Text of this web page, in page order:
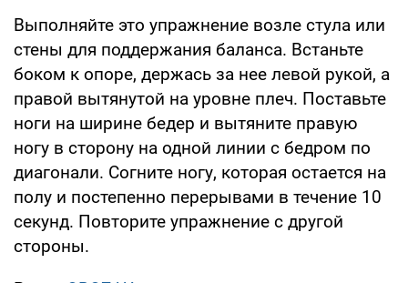
Выполняйте это упражнение возле стула или
стены для поддержания баланса. Встаньте
боком к опоре, держась за нее левой рукой, а
правой вытянутой на уровне плеч. Поставьте
ноги на ширине бедер и вытяните правую
ногу в сторону на одной линии с бедром по
диагонали. Согните ногу, которая остается на
полу и постепенно перерывами в течение 10
секунд. Повторите упражнение с другой
стороны.